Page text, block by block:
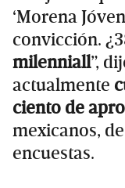
‘Morena
convicción.
milenniall”,
actualmente
ciento de
mexicanos,
encuestas.